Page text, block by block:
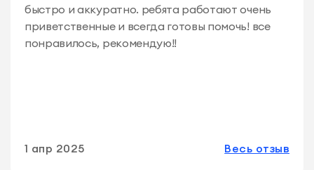
быстро и аккуратно. ребята работают очень
приветственные и всегда готовы помочь! все
понравилось, рекомендую!!
Весь отзыв
1 апр 2025